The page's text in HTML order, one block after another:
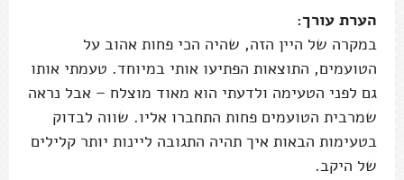
הערת עורך:
במקרה של היין הזה, שהיה הכי פחות אהוב על
הטועמים, התוצאות הפתיעו אותי במיוחד. טעמתי אותו
גם לפני הטעימה ולדעתי הוא מאוד מוצלח – אבל נראה
שמרבית הטועמים פחות התחברו אליו. שווה לבדוק
בטעימות הבאות איך תהיה התגובה ליינות יותר קלילים
של היקב.